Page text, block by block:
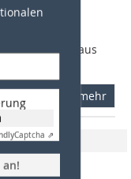
Captcha ⇗
also helle
mit
glasartiger
vor allem aus
mehr